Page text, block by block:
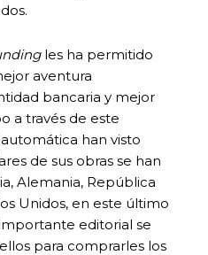
les ha permitido
aventura
bancaria y mejor
a través de este
han visto
de sus obras se han
Alemania, República
Unidos, en este último
editorial se
para comprarles los